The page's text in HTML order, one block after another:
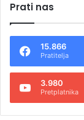
Prati nas
15.866
Pratitelja
3.980
Pretplatnika